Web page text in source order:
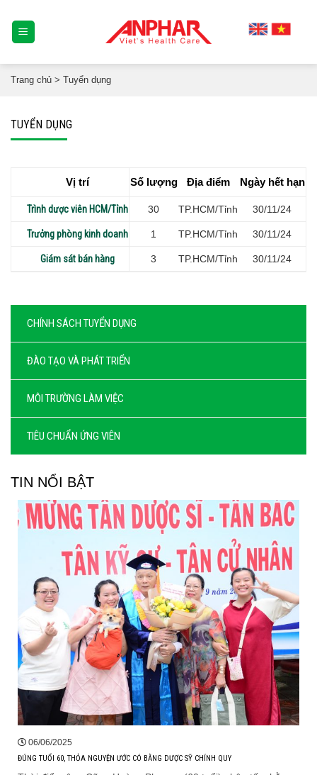
content
Trang chủ > Tuyển dụng
TUYỂN DỤNG
Vị trí Số lượng Địa điểm Ngày hết hạn
Trình dược viên HCM/Tỉnh 30 TP.HCM/Tỉnh 30/11/24
Trưởng phòng kinh doanh 1 TP.HCM/Tỉnh 30/11/24
Giám sát bán hàng 3 TP.HCM/Tỉnh 30/11/24
CHÍNH SÁCH TUYỂN DỤNG
ĐÀO TẠO VÀ PHÁT TRIỂN
MÔI TRƯỜNG LÀM VIỆC
TIÊU CHUẨN ỨNG VIÊN
TIN NỔI BẬT
06/06/2025
ĐÚNG TUỔI 60, THỎA NGUYỆN ƯỚC CÓ BẰNG DƯỢC SỸ CHÍNH QUY